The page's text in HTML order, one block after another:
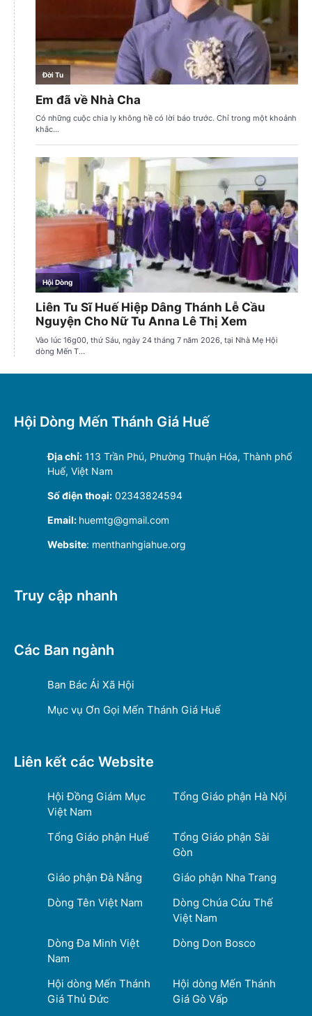
Hội Dòng Mến Thánh Giá Huế
Địa chỉ: 113 Trần Phú, Phường Thuận Hóa, Thành phố
Huế, Việt Nam
Số điện thoại: 02343824594
Email: huemtg@gmail.com
Website: menthanhgiahue.org
Truy cập nhanh
Các Ban ngành
Ban Bác Ái Xã Hội
Mục vụ Ơn Gọi Mến Thánh Giá Huế
Liên kết các Website
Hội Đồng Giám Mục
Việt Nam
Tổng Giáo phận Hà Nội
Tổng Giáo phận Huế
Tổng Giáo phận Sài
Gòn
Giáo phận Đà Nẵng
Giáo phận Nha Trang
Dòng Tên Việt Nam
Dòng Chúa Cứu Thế
Việt Nam
Dòng Đa Minh Việt
Nam
Dòng Don Bosco
Hội dòng Mến Thánh
Giá Thủ Đức
Hội dòng Mến Thánh
Giá Gò Vấp